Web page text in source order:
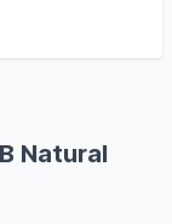
Natural